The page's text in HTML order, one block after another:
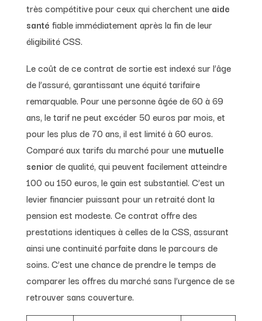
très compétitive pour ceux qui cherchent une aide
santé fiable immédiatement après la fin de leur
éligibilité CSS.
Le coût de ce contrat de sortie est indexé sur l’âge
de l’assuré, garantissant une équité tarifaire
remarquable. Pour une personne âgée de 60 à 69
ans, le tarif ne peut excéder 50 euros par mois, et
pour les plus de 70 ans, il est limité à 60 euros.
Comparé aux tarifs du marché pour une mutuelle
senior de qualité, qui peuvent facilement atteindre
100 ou 150 euros, le gain est substantiel. C’est un
levier financier puissant pour un retraité dont la
pension est modeste. Ce contrat offre des
prestations identiques à celles de la CSS, assurant
ainsi une continuité parfaite dans le parcours de
soins. C’est une chance de prendre le temps de
comparer les offres du marché sans l’urgence de se
retrouver sans couverture.